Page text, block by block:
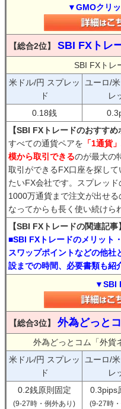
▼GMOクリ
【総合2位】 SBI FXトレ
SBI FXトレ
米ドル/円 スプレッ
ド
ユーロ/
レ
0.18銭
【SBI FXトレードのおすすめ
すべての通貨ペアを 「1通貨
模から取引できるのが最大の
取引ができるFX口座を探し
たいFX会社です。スプレッ
1000万通貨まで注文が出せ
なってからも長く使い続けら
【SBI FXトレードの関連記事】
■SBI FXトレードのメリット
スワップポイントなどの他社
設までの時間、必要書類も紹
▼SBI
【総合3位】 外為どっと
外為どっとコム「外貨
米ドル/円 スプレッ
ド
ユーロ/
レ
0.2銭原則固定
(9-27時・例外あり)
0.3pips
(9-27時